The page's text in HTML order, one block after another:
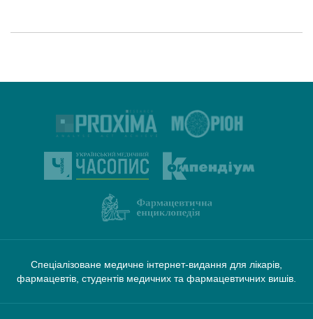
Спеціалізоване медичне інтернет-видання для лікарів,
фармацевтів, студентів медичних та фармацевтичних вишів.